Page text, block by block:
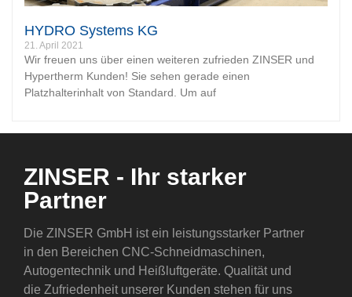
HYDRO Systems KG
21. April 2021
Wir freuen uns über einen weiteren zufrieden ZINSER und
Hypertherm Kunden! Sie sehen gerade einen
Platzhalterinhalt von Standard. Um auf
ZINSER - Ihr starker
Partner
Die ZINSER GmbH ist ein leistungsstarker Partner
in den Bereichen CNC-Schneidmaschinen,
Autogentechnik und Heißluftgeräte. Qualität und
die Zufriedenheit unserer Kunden stehen für uns